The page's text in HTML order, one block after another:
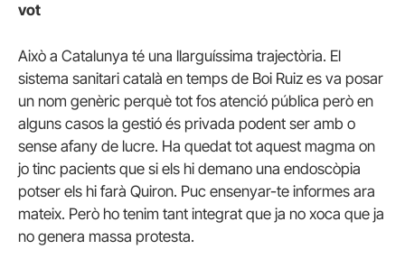
vot
Això a Catalunya té una llarguíssima trajectòria. El
sistema sanitari català en temps de Boi Ruiz es va posar
un nom genèric perquè tot fos atenció pública però en
alguns casos la gestió és privada podent ser amb o
sense afany de lucre. Ha quedat tot aquest magma on
jo tinc pacients que si els hi demano una endoscòpia
potser els hi farà Quiron. Puc ensenyar-te informes ara
mateix. Però ho tenim tant integrat que ja no xoca que ja
no genera massa protesta.